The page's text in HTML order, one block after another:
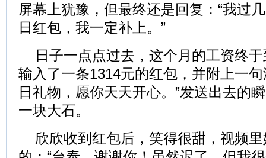
屏幕上犹豫，但最终还是回复：“我过
日红包，我一定补上。”
日子一点点过去，这个月的工资终
输入了一条1314元的红包，并附上一
日礼物，愿你天天开心。”发送出去的
一块大石。
欣欣收到红包后，笑得很甜，视频